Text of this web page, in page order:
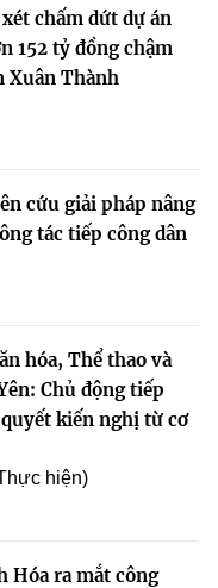
chấm dứt dự án
152 tỷ đồng chậm
Xuân Thành
cứu giải pháp nâng
tác tiếp công dân
hóa, Thể thao và
Chủ động tiếp
kiến nghị từ cơ
hiện)
Hóa ra mắt công